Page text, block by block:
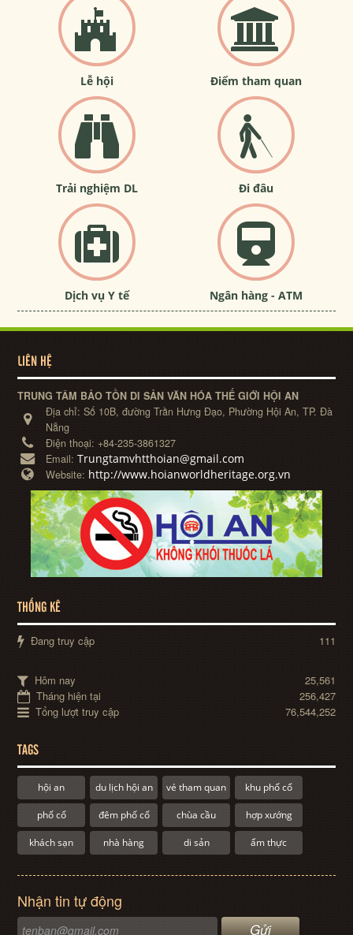
Lễ hội Điểm tham quan
Trải nghiệm DL Đi đâu
Dịch vụ Y tế Ngân hàng - ATM
LIÊN HỆ
TRUNG TÂM BẢO TỒN DI SẢN VĂN HÓA THẾ GIỚI HỘI AN
Địa chỉ:Số 10B, đường Trần Hưng Đạo, Phường Hội An, TP. Đà
Nẵng
Điện thoại: +84-235-3861327
Email:Trungtamvhtthoian@gmail.com
Website: http://www.hoianworldheritage.org.vn
THỐNG KÊ
Đang truy cập 111
Hôm nay
25,561
Tháng hiện tại
256,427
Tổng lượt truy cập
76,544,252
TAGS
hội an du lịch hội an vé tham quan khu phố cổ
phố cổ đêm phố cổ chùa cầu hợp xướng
khách sạn nhà hàng di sản ẩm thực
Nhận tin tự động